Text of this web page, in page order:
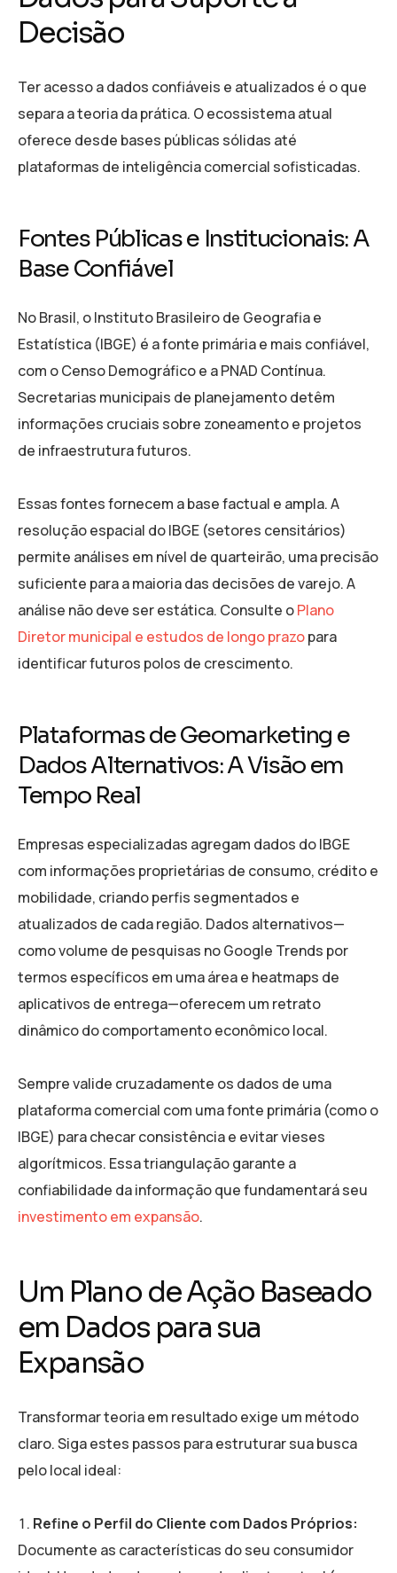
Decisão
Ter acesso a dados confiáveis e atualizados é o que
separa a teoria da prática. O ecossistema atual
oferece desde bases públicas sólidas até
plataformas de inteligência comercial sofisticadas.
Fontes Públicas e Institucionais: A
Base Confiável
No Brasil, o Instituto Brasileiro de Geografia e
Estatística (IBGE) é a fonte primária e mais confiável,
com o Censo Demográfico e a PNAD Contínua.
Secretarias municipais de planejamento detêm
informações cruciais sobre zoneamento e projetos
de infraestrutura futuros.
Essas fontes fornecem a base factual e ampla. A
resolução espacial do IBGE (setores censitários)
permite análises em nível de quarteirão, uma precisão
suficiente para a maioria das decisões de varejo. A
análise não deve ser estática. Consulte oPlano
Diretor municipal e estudos de longo prazopara
identificar futuros polos de crescimento.
Plataformas de Geomarketing e
Dados Alternativos: A Visão em
Tempo Real
Empresas especializadas agregam dados do IBGE
com informações proprietárias de consumo, crédito e
mobilidade, criando perfis segmentados e
atualizados de cada região. Dados alternativos—
como volume de pesquisas no Google Trends por
termos específicos em uma área e heatmaps de
aplicativos de entrega—oferecem um retrato
dinâmico do comportamento econômico local.
Sempre valide cruzadamente os dados de uma
plataforma comercial com uma fonte primária (como o
IBGE) para checar consistência e evitar vieses
algorítmicos. Essa triangulação garante a
confiabilidade da informação que fundamentará seu
investimento em expansão.
Um Plano de Ação Baseado
em Dados para sua
Expansão
Transformar teoria em resultado exige um método
claro. Siga estes passos para estruturar sua busca
pelo local ideal:
Refine o Perfil do Cliente com Dados Próprios:
Documente as características do seu consumidor